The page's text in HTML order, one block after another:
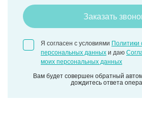
Заказать
Я согласен с условиями Политики
персональных данныхи даю
моих персональных данных
Вам будет совершен обратный
дождитесь ответа